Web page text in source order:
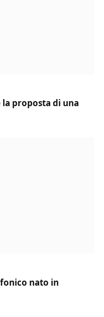
la proposta di una
nato in